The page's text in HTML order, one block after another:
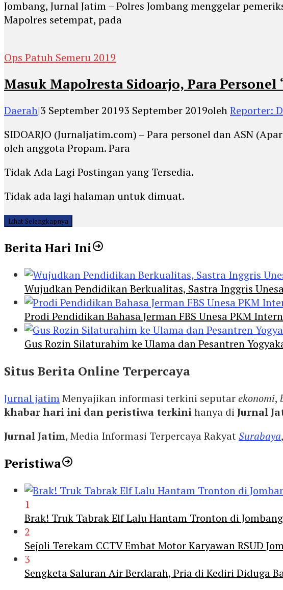
Jombang, Jurnal Jatim – Polres Jombang menggelar
Mapolres setempat, pada
Ops Patuh Semeru 2019
Masuk Mapolresta Sidoarjo, Para Personel
Daerah|3 September 20193 September 2019olehReporter:
SIDOARJO (Jurnaljatim.com) – Para personel dan ASN
oleh anggota Propam. Para
Tidak Ada Lagi Postingan yang Tersedia.
Tidak ada lagi halaman untuk dimuat.
Lihat Selengkapnya
Berita Hari Ini
Wujudkan Pendidikan Berkualitas, Sastra Inggris
Prodi Pendidikan Bahasa Jerman FBS Unesa PKM
Gus Rozin Silaturahim ke Ulama dan Pesantren
Situs Berita Online Terpercaya
Jurnal jatimMenyajikan informasi terkini seputarekonomi,
khabar hari ini dan peristiwa terkinihanya di Jurnal
Jurnal Jatim, Media Informasi Terpercaya RakyatSurabaya,
Peristiwa
1
Brak! Truk Tabrak Elf Lalu Hantam Tronton di
2
Sejoli Terekam CCTV Embat Motor Karyawan RSUD
3
Sengketa Saluran Air Berdarah, Pria di Kediri Diduga